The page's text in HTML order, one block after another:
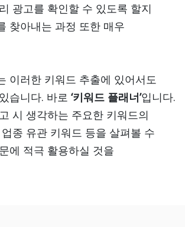
광고를 확인할 수 있도록 할지
찾아내는 과정 또한 매우
이러한 키워드 추출에 있어서도
습니다. 바로 ‘키워드 플래너’입니다.
시 생각하는 주요한 키워드의
종 유관 키워드 등을 살펴볼 수
에 적극 활용하실 것을